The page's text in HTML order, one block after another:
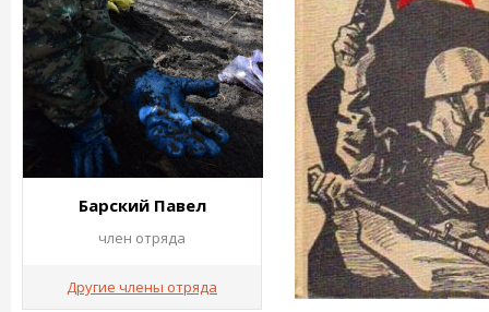
Барский Павел
член отряда
Другие члены отряда